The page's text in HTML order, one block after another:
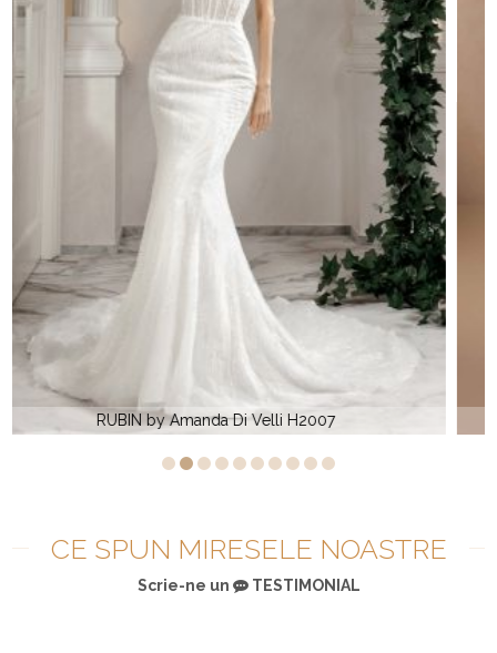
Rochie de mireasa sirena Elite Bridal BR 818
CE SPUN MIRESELE NOASTRE
Scrie-ne un TESTIMONIAL